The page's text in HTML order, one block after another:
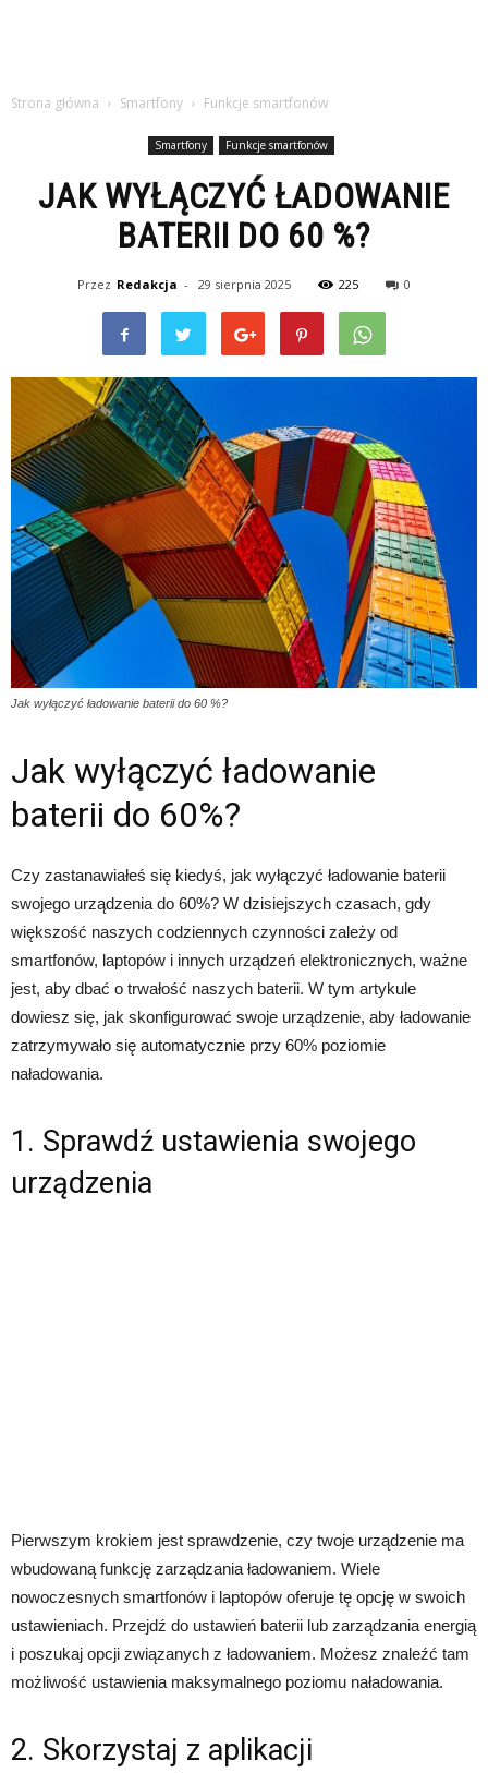
Strona główna Smartfony Funkcje smartfonów
Smartfony Funkcje smartfonów
JAK WYŁĄCZYĆ ŁADOWANIE
BATERII DO 60 %?
Przez Redakcja - 29 sierpnia 2025 225 0
Jak wyłączyć ładowanie baterii do 60 %?
Jak wyłączyć ładowanie
baterii do 60%?
Czy zastanawiałeś się kiedyś, jak wyłączyć ładowanie baterii
swojego urządzenia do 60%? W dzisiejszych czasach, gdy
większość naszych codziennych czynności zależy od
smartfonów, laptopów i innych urządzeń elektronicznych, ważne
jest, aby dbać o trwałość naszych baterii. W tym artykule
dowiesz się, jak skonfigurować swoje urządzenie, aby ładowanie
zatrzymywało się automatycznie przy 60% poziomie
naładowania.
1. Sprawdź ustawienia swojego
urządzenia
Pierwszym krokiem jest sprawdzenie, czy twoje urządzenie ma
wbudowaną funkcję zarządzania ładowaniem. Wiele
nowoczesnych smartfonów i laptopów oferuje tę opcję w swoich
ustawieniach. Przejdź do ustawień baterii lub zarządzania energią
i poszukaj opcji związanych z ładowaniem. Możesz znaleźć tam
możliwość ustawienia maksymalnego poziomu naładowania.
2. Skorzystaj z aplikacji